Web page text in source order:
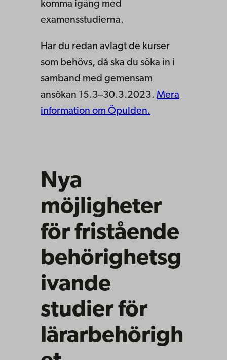
komma igång med
examensstudierna.
Har du redan avlagt de kurser
som behövs, då ska du söka in i
samband med gemensam
ansökan 15.3–30.3.2023. Mera
information om Öpulden.
Nya
möjligheter
för fristående
behörighetsg
ivande
studier för
lärarbehörigh